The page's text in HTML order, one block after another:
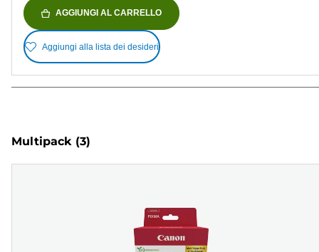
AGGIUNGI AL CARRELLO
Aggiungi alla lista dei desideri
Multipack (3)